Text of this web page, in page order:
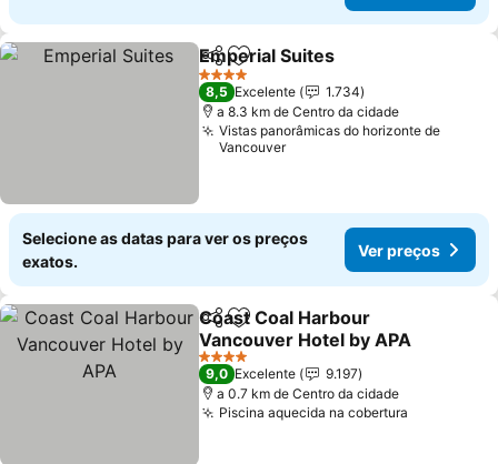
PartilharAdicionar aos favoritos
Emperial Suites
4 Estrelas
8,5 Excelente
1.734
a 8.3 km de Centro da cidade
Vistas panorâmicas do horizonte de
Vancouver
Selecione as datas para ver os preços
exatos.
Ver preços
PartilharAdicionar aos favoritos
Coast Coal Harbour
Vancouver Hotel by APA
4 Estrelas
9,0 Excelente
9.197
a 0.7 km de Centro da cidade
Piscina aquecida na cobertura